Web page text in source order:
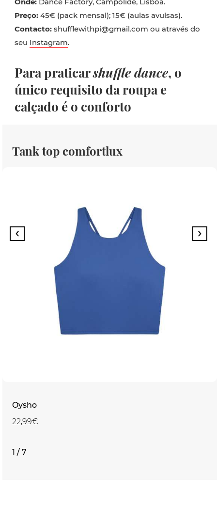
Onde: Dance Factory, Campolide, Lisboa.
Preço: 45€ (pack mensal); 15€ (aulas avulsas).
Contacto: shufflewithpi@gmail.com ou através do
seu Instagram.
Para praticarshuffle dance, o
único requisito da roupa e
calçado é o conforto
Tank top comfortlux
Oysho
22,99€
1 / 7